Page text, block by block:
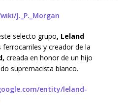
J._P._Morgan
selecto grupo, Leland
y creador de la
creada en honor de un hijo
supremacista blanco.
entity/leland-